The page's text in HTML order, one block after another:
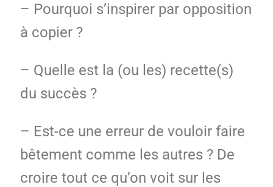
– Pourquoi s’inspirer par opposition
à copier ?
– Quelle est la (ou les) recette(s)
du succès ?
– Est-ce une erreur de vouloir faire
bêtement comme les autres ? De
croire tout ce qu’on voit sur les